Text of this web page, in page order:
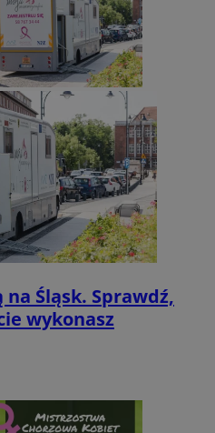
Śląsk. Sprawdź,
wykonasz